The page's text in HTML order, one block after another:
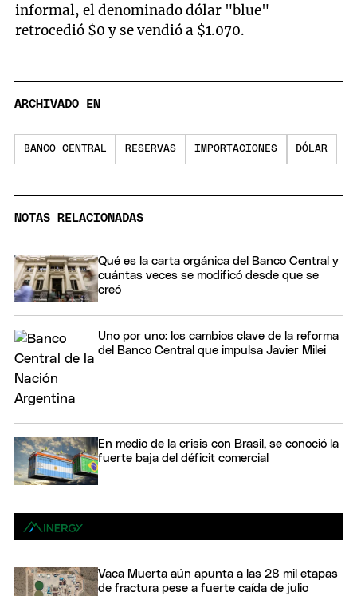
informal, el denominado dólar "blue"
retrocedió $0 y se vendió a $1.070.
ARCHIVADO EN
BANCO CENTRAL RESERVAS IMPORTACIONES DÓLAR
NOTAS RELACIONADAS
Qué es la carta orgánica del Banco Central y
cuántas veces se modificó desde que se
creó
Uno por uno: los cambios clave de la reforma
del Banco Central que impulsa Javier Milei
En medio de la crisis con Brasil, se conoció la
fuerte baja del déficit comercial
Vaca Muerta aún apunta a las 28 mil etapas
de fractura pese a fuerte caída de julio